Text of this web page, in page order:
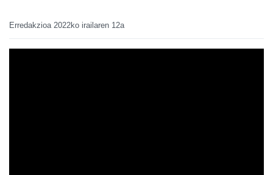
Erredakzioa 2022ko irailaren 12a